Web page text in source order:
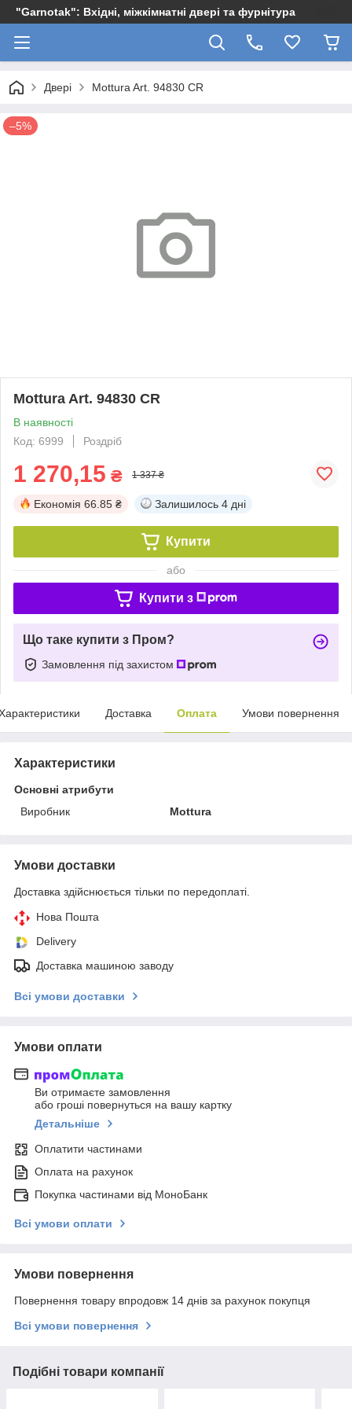
"Garnotak": Вхідні, міжкімнатні двері та фурнітура
Двері Mottura Art. 94830 CR
–5%
Mottura Art. 94830 CR
В наявності
Код: 6999
Роздріб
1 270,15 ₴ 1 337 ₴
Економія 66.85 ₴ Залишилось 4 дні
Купити
або
Купити з
Що таке купити з Пром?
Замовлення під захистом
Доставка Оплата Умови повернення
Характеристики
Основні атрибути
Виробник
Mottura
Умови доставки
Доставка здійснюється тільки по передоплаті.
Нова Пошта
Delivery
Доставка машиною заводу
Всі умови доставки
Умови оплати
Ви отримаєте замовлення
або гроші повернуться на вашу картку
Детальніше
Оплатити частинами
Оплата на рахунок
Покупка частинами від МоноБанк
Всі умови оплати
Умови повернення
Повернення товару впродовж 14 днів за рахунок покупця
Всі умови повернення
Подібні товари компанії